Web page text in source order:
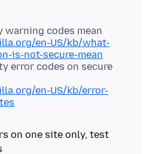
en-US/kb/what-
is-not-secure-mean
error codes on secure
en-US/kb/error-
on one site only, test